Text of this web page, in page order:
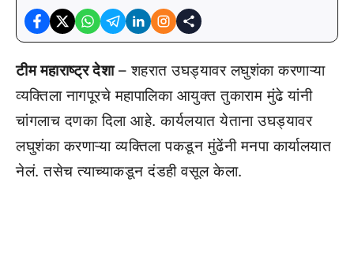
टीम महाराष्ट्र देशा– शहरात उघड्यावर लघुशंका करणाऱ्या
व्यक्तिला नागपूरचे महापालिका आयुक्त तुकाराम मुंढे यांनी
चांगलाच दणका दिला आहे. कार्यलयात येताना उघड्यावर
लघुशंका करणाऱ्या व्यक्तिला पकडून मुंढेंनी मनपा कार्यालयात
नेलं. तसेच त्याच्याकडून दंडही वसूल केला.